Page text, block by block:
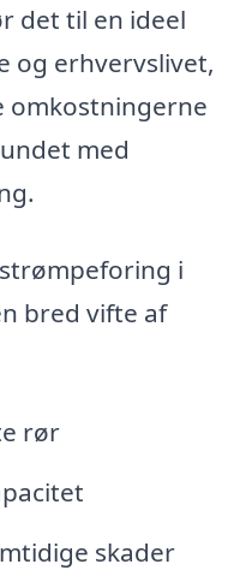
det til en ideel
og erhvervslivet,
omkostningerne
med
i
bred vifte af
rør
skader